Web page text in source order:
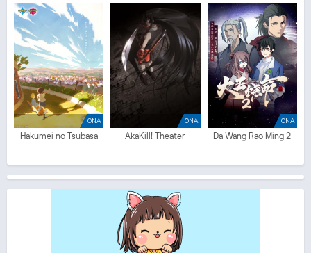
ONA
Hakumei no Tsubasa
ONA
AkaKill! Theater
ONA
Da Wang Rao Ming 2